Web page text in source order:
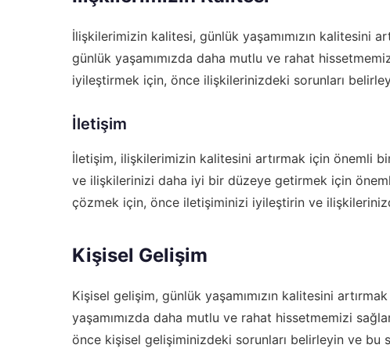
İlişkilerimizin kalitesi, günlük yaşamımızın kalitesini
günlük yaşamımızda daha mutlu ve rahat
iyileştirmek için, önce ilişkilerinizdeki sorunları
İletişim
İletişim, ilişkilerimizin kalitesini artırmak için önemli
ve ilişkilerinizi daha iyi bir düzeye getirmek için
çözmek için, önce iletişiminizi iyileştirin ve
Kişisel Gelişim
Kişisel gelişim, günlük yaşamımızın kalitesini
yaşamımızda daha mutlu ve rahat hissetmemizi
önce kişisel gelişiminizdeki sorunları belirleyin ve bu